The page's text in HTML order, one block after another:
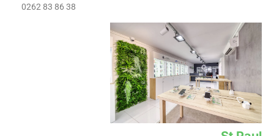
0262 83 86 38